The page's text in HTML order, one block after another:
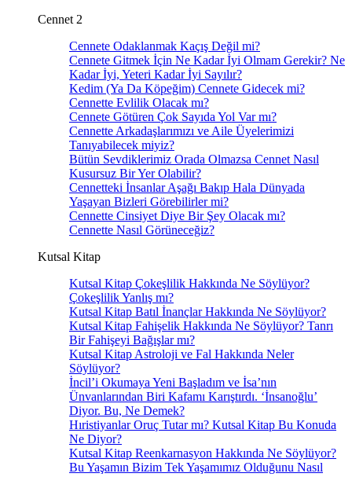
Cennet 2
Cennete Odaklanmak Kaçış Değil mi?
Cennete Gitmek İçin Ne Kadar İyi Olmam Gerekir? Ne
Kadar İyi, Yeteri Kadar İyi Sayılır?
Kedim (Ya Da Köpeğim) Cennete Gidecek mi?
Cennette Evlilik Olacak mı?
Cennete Götüren Çok Sayıda Yol Var mı?
Cennette Arkadaşlarımızı ve Aile Üyelerimizi
Tanıyabilecek miyiz?
Bütün Sevdiklerimiz Orada Olmazsa Cennet Nasıl
Kusursuz Bir Yer Olabilir?
Cennetteki İnsanlar Aşağı Bakıp Hala Dünyada
Yaşayan Bizleri Görebilirler mi?
Cennette Cinsiyet Diye Bir Şey Olacak mı?
Cennette Nasıl Görüneceğiz?
Kutsal Kitap
Kutsal Kitap Çokeşlilik Hakkında Ne Söylüyor?
Çokeşlilik Yanlış mı?
Kutsal Kitap Batıl İnançlar Hakkında Ne Söylüyor?
Kutsal Kitap Fahişelik Hakkında Ne Söylüyor? Tanrı
Bir Fahişeyi Bağışlar mı?
Kutsal Kitap Astroloji ve Fal Hakkında Neler
Söylüyor?
İncil’i Okumaya Yeni Başladım ve İsa’nın
Ünvanlarından Biri Kafamı Karıştırdı. ‘İnsanoğlu’
Diyor. Bu, Ne Demek?
Hıristiyanlar Oruç Tutar mı? Kutsal Kitap Bu Konuda
Ne Diyor?
Kutsal Kitap Reenkarnasyon Hakkında Ne Söylüyor?
Bu Yaşamın Bizim Tek Yaşamımız Olduğunu Nasıl